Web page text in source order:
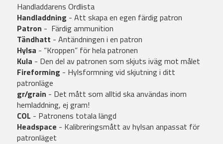
Handladdarens Ordlista
Handladdning - Att skapa en egen färdig patron
Patron - Färdig ammunition
Tändhatt - Antändningen i en patron
Hylsa - “Kroppen” för hela patronen
Kula - Den del av patronen som skjuts iväg mot målet
Fireforming - Hylsformning vid skjutning i ditt
patronläge
gr/grain - Det mått som alltid ska användas inom
hemladdning, ej gram!
COL - Patronens totala längd
Headspace - Kalibreringsmått av hylsan anpassat för
patronläget